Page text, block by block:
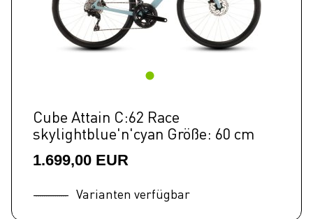
Cube Attain C:62 Race
skylightblue'n'cyan Größe: 60 cm
1.699,00 EUR
Varianten verfügbar